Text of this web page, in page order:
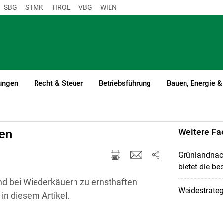
SBG STMK TIROL VBG WIEN
Recht & Steuer Betriebsführung Bauen, Energie
bei Wiederkäuern zu ernsthaften
diesem Artikel.
Weitere
bietet die